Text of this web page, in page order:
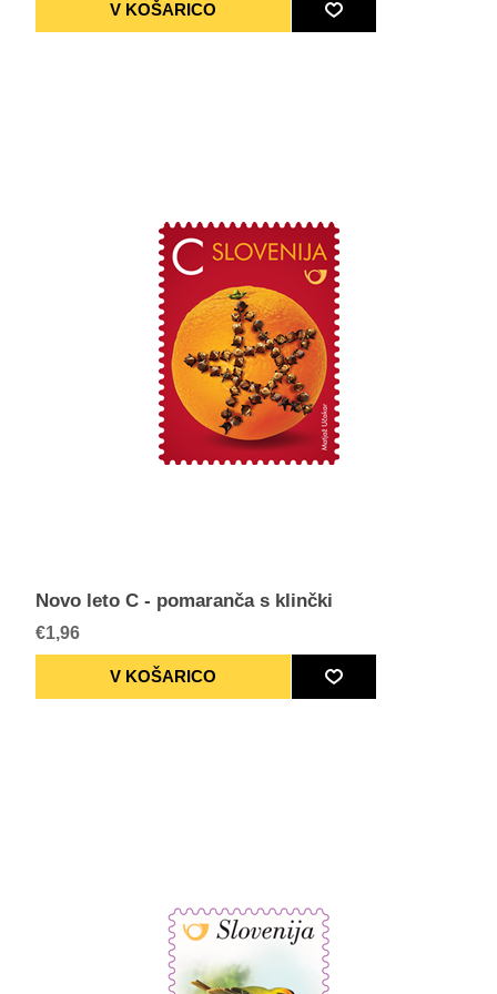
Novo leto C - pomaranča s klinčki
€1,96